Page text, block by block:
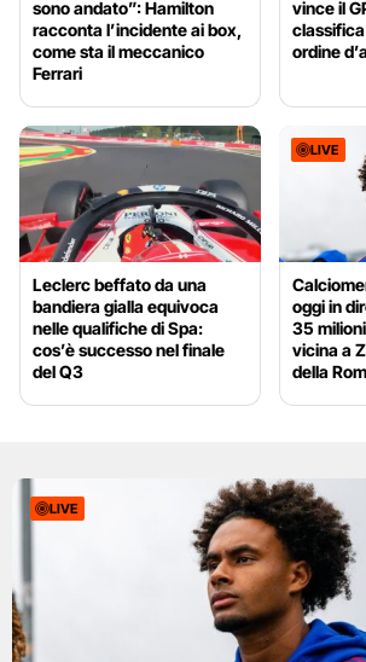
sono andato”: Hamilton
racconta l’incidente ai box,
come sta il meccanico
Ferrari
vince il
ordine
Leclerc beffato da una
bandiera gialla equivoca
nelle qualifiche di Spa:
cos’è successo nel finale
del Q3
LIVE
oggi in
35
vicina a
della
LIVE